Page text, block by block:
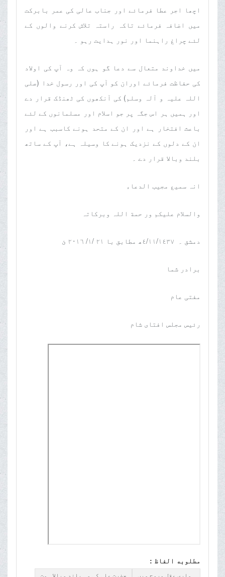
اچھا اجر عطا فرمائے اور جناب عالی کی عمر بابرکت
میں اضافہ فرمائے تاکہ راستہ تلاش کرنے والوں کے
لئے چراغ راہنما اور نور ہدایت رہو ۔
میں خداوند متعال سے دعا گو ہوں کہ وہ آپ کی اولاد
کی حفاظت فرمائے اوران کو آپ کی اور رسول خدا (صلی
اللہ علیہ و آلہ وسلم) کی آنکھوں کی ٹھنڈک قرار دے
اور ہمیں ہر اس جگہ پر جو اسلام اور مسلمانوں کے لئے
باعث افتخار ہے اور ان کے متحد ہونے کاسبب ہے اور
ان کے دلوں کے نزدیک ہونے کا وسیلہ ہے، آپ کے ساتھ
بلند وبالا قرار دے ۔
انہ سمیع مجیب الدعاء
والسلام علیکم ور حمة اللہ وبرکاتہ
دمشق ۔ ٤/١١/١٤٣٧ھ مطابق با ٢١ /١/ ٢٠١٦ ئ
برادر شما
مفتی عام
رئیس مجلس افتای شام
مطلوبه الفاظ :
ہماری عقل وروح میں حضرت علی کی وہ بلند وبالا ہمت